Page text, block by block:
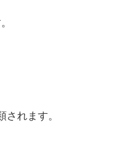
れます。